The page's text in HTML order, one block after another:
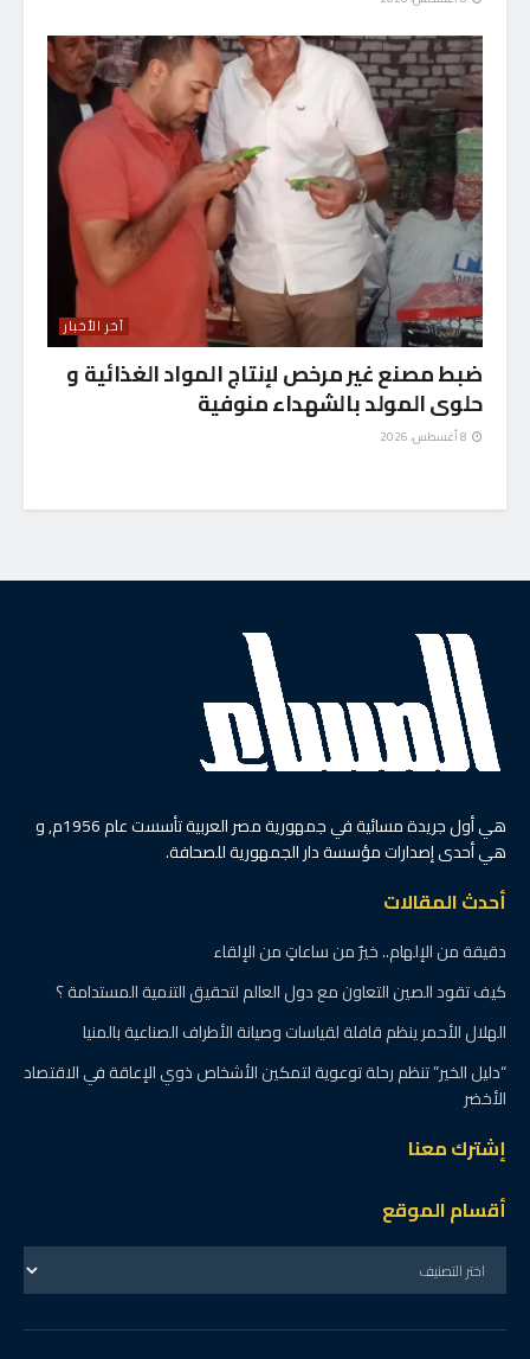
آخر الأخبار
ضبط مصنع غير مرخص لإنتاج المواد الغذائية و
حلوى المولد بالشهداء منوفية
هي أول جريدة مسائية في جمهورية مصر العربية تأسست عام 1956م, و
هي أحدى إصدارات مؤسسة دار الجمهورية للصحافة.
أحدث المقالات
دقيقة من الإلهام.. خيرٌ من ساعاتٍ من الإلقاء
كيف تقود الصين التعاون مع دول العالم لتحقيق التنمية المستدامة ؟
الهلال الأحمر ينظم قافلة لقياسات وصيانة الأطراف الصناعية بالمنيا
“دليل الخير” تنظم رحلة توعوية لتمكين الأشخاص ذوي الإعاقة في الاقتصاد
الأخضر
إشترك معنا
أقسام الموقع